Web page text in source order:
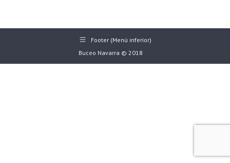
Footer (Menú inferior)
Buceo Navarra © 2018